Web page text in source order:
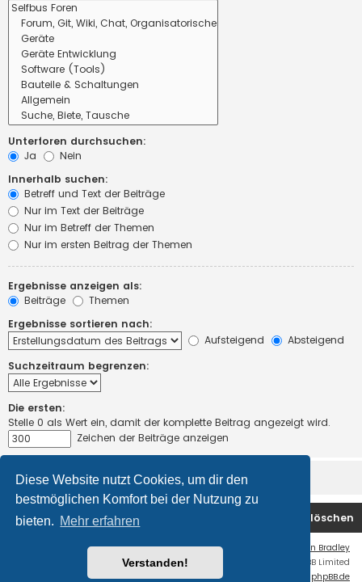
Diese Website nutzt Cookies, um dir den
bestmöglichen Komfort bei der Nutzung zu
bieten. Mehr erfahren
Verstanden!
Unterforen durchsuchen:
Ja
Nein
Innerhalb suchen:
Betreff und Text der Beiträge
Nur im Text der Beiträge
Nur im Betreff der Themen
Nur im ersten Beitrag der Themen
Ergebnisse anzeigen als:
Beiträge
Themen
Ergebnisse sortieren nach:
Aufsteigend
Absteigend
Suchzeitraum begrenzen:
Die ersten:
Stelle 0 als Wert ein, damit der komplette Beitrag angezeigt wird.
Zeichen der Beiträge anzeigen
Startseite Foren-Übersicht Alle Cookies löschen
Ian Bradley
Powered byphpBB
® Forum Software © phpBB Limited
Deutsche Übersetzung durch phpBB.de